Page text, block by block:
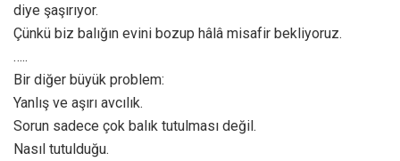
diye şaşırıyor.
Çünkü biz balığın evini bozup hâlâ misafir bekliyoruz.
…..
Bir diğer büyük problem:
Yanlış ve aşırı avcılık.
Sorun sadece çok balık tutulması değil.
Nasıl tutulduğu.